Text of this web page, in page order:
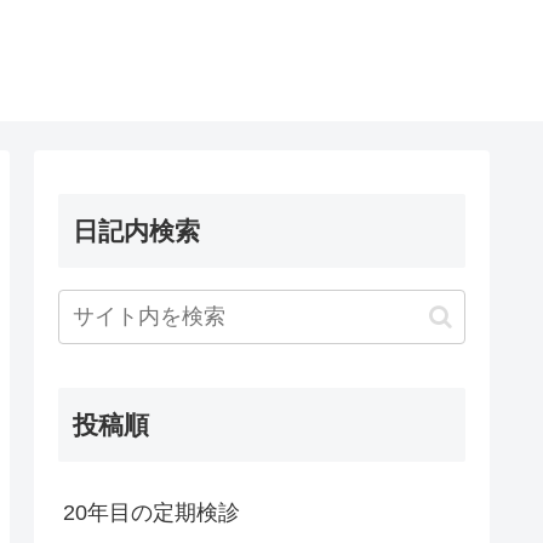
日記内検索
投稿順
20年目の定期検診